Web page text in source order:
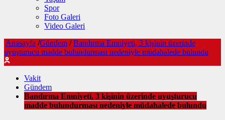
Spor
Foto Galeri
Video Galeri
Anasayfa /Gündem / Bandırma Emniyeti, 3 kişinin üzerinde
uyuşturucu madde bulundurması nedeniyle müdahalede bulundu
Vakit
Gündem
Bandırma Emniyeti, 3 kişinin üzerinde uyuşturucu
madde bulundurması nedeniyle müdahalede bulundu